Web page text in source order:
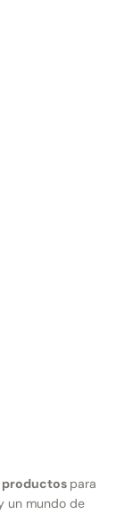
productos para
un mundo de